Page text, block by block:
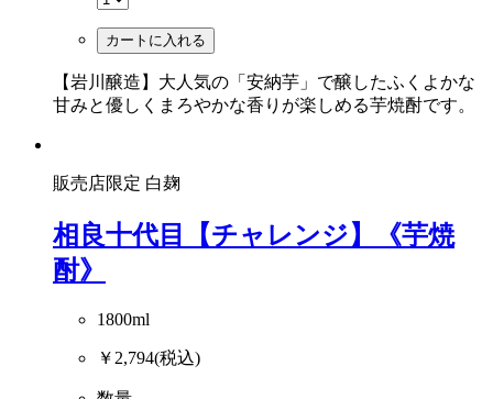
カートに入れる
【岩川醸造】大人気の「安納芋」で醸したふくよかな
甘みと優しくまろやかな香りが楽しめる芋焼酎です。
販売店限定 白麹
相良十代目【チャレンジ】《芋焼
酎》
1800ml
￥2,794(税込)